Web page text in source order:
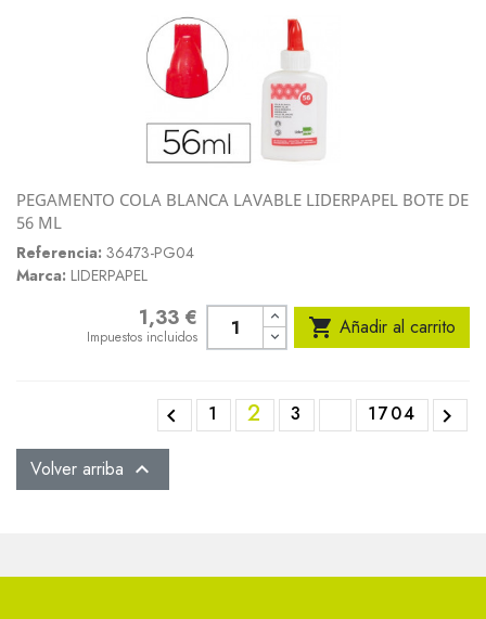
PEGAMENTO COLA BLANCA LAVABLE LIDERPAPEL BOTE DE
56 ML
Referencia: 36473-PG04
Marca: LIDERPAPEL
1,33 €
Impuestos incluidos  Añadir al carrito
 1 2 3 1704 
Volver arriba 